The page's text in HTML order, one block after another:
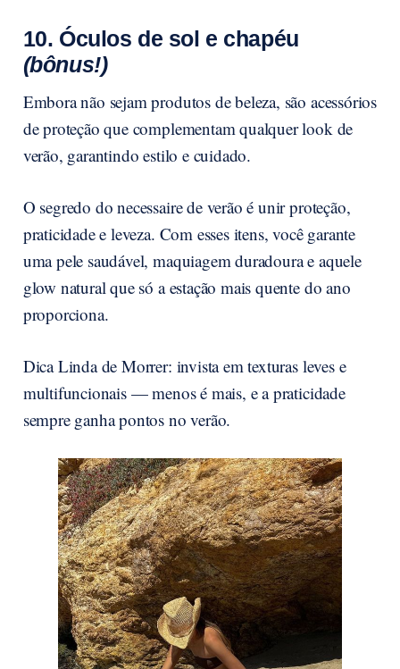
10. Óculos de sol e chapéu
(bônus!)
Embora não sejam produtos de beleza, são acessórios
de proteção que complementam qualquer look de
verão, garantindo estilo e cuidado.
O segredo do necessaire de verão é unir proteção,
praticidade e leveza. Com esses itens, você garante
uma pele saudável, maquiagem duradoura e aquele
glow natural que só a estação mais quente do ano
proporciona.
Dica Linda de Morrer: invista em texturas leves e
multifuncionais — menos é mais, e a praticidade
sempre ganha pontos no verão.